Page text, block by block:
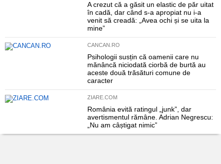
A crezut că a găsit un elastic de păr uitat
în cadă, dar când s-a apropiat nu i-a
venit să creadă: „Avea ochi și se uita la
mine”
CANCAN.RO
Psihologii susțin că oamenii care nu
mănâncă niciodată ciorbă de burtă au
aceste două trăsături comune de
caracter
ZIARE.COM
România evită ratingul „junk”, dar
avertismentul rămâne. Adrian Negrescu:
„Nu am câștigat nimic”